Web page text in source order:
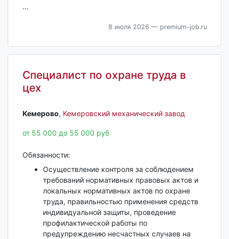
...
8 июля 2026 — premium-job.ru
Специалист по охране труда в
цех
Кемерово‎, Кемеровский механический завод
от 55 000 до 55 000 руб
Обязанности:
Осуществление контроля за соблюдением
требований нормативных правовых актов и
локальных нормативных актов по охране
труда, правильностью применения средств
индивидуальной защиты, проведение
профилактической работы по
предупреждению несчастных случаев на